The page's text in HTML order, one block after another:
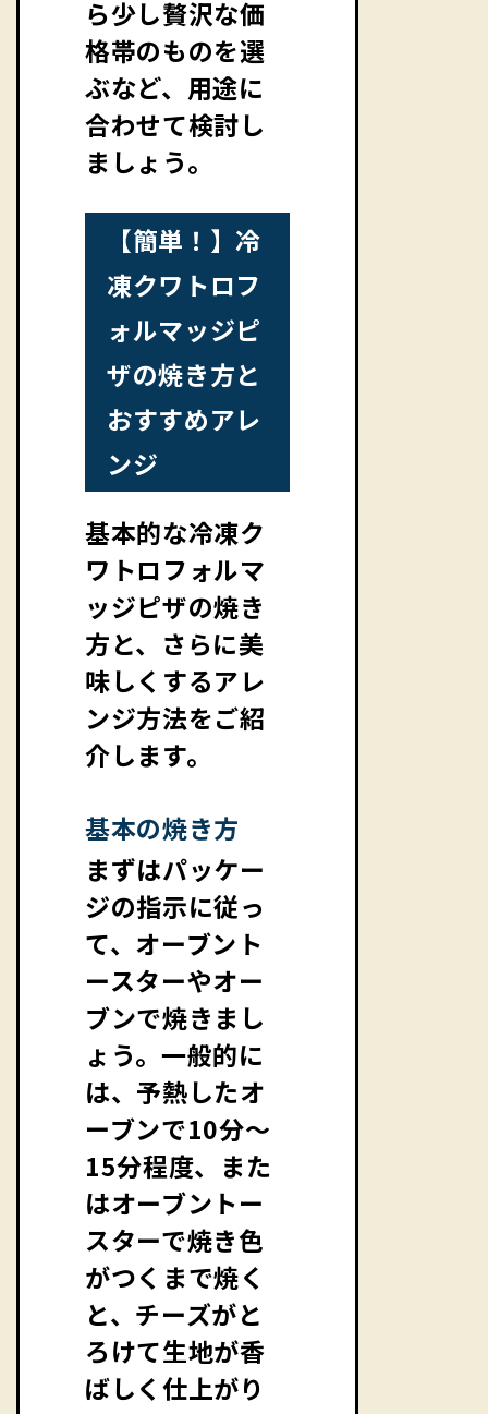
ら少し贅沢な価
格帯のものを選
ぶなど、用途に
合わせて検討し
ましょう。
【簡単！】冷
凍クワトロフ
ォルマッジピ
ザの焼き方と
おすすめアレ
ンジ
基本的な冷凍ク
ワトロフォルマ
ッジピザの焼き
方と、さらに美
味しくするアレ
ンジ方法をご紹
介します。
基本の焼き方
まずはパッケー
ジの指示に従っ
て、オーブント
ースターやオー
ブンで焼きまし
ょう。一般的に
は、予熱したオ
ーブンで10分〜
15分程度、また
はオーブントー
スターで焼き色
がつくまで焼く
と、チーズがと
ろけて生地が香
ばしく仕上がり